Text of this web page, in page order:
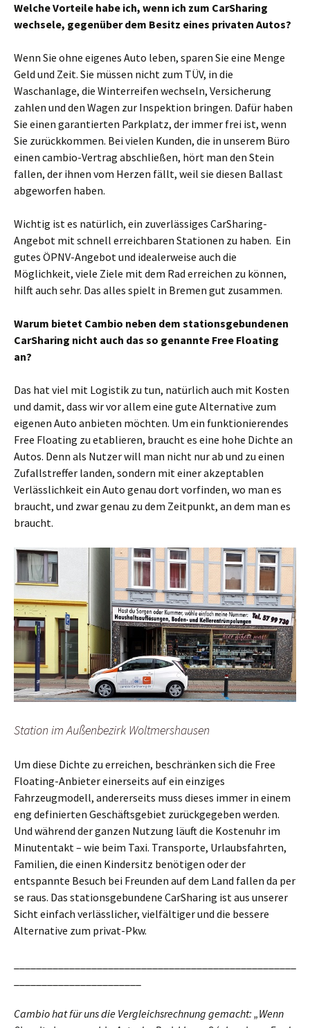
Welche Vorteile habe ich, wenn ich zum CarSharing
wechsele, gegenüber dem Besitz eines privaten Autos?
Wenn Sie ohne eigenes Auto leben, sparen Sie eine Menge
Geld und Zeit. Sie müssen nicht zum TÜV, in die
Waschanlage, die Winterreifen wechseln, Versicherung
zahlen und den Wagen zur Inspektion bringen. Dafür haben
Sie einen garantierten Parkplatz, der immer frei ist, wenn
Sie zurückkommen. Bei vielen Kunden, die in unserem Büro
einen cambio-Vertrag abschließen, hört man den Stein
fallen, der ihnen vom Herzen fällt, weil sie diesen Ballast
abgeworfen haben.
Wichtig ist es natürlich, ein zuverlässiges CarSharing-
Angebot mit schnell erreichbaren Stationen zu haben. Ein
gutes ÖPNV-Angebot und idealerweise auch die
Möglichkeit, viele Ziele mit dem Rad erreichen zu können,
hilft auch sehr. Das alles spielt in Bremen gut zusammen.
Warum bietet Cambio neben dem stationsgebundenen
CarSharing nicht auch das so genannte Free Floating
an?
Das hat viel mit Logistik zu tun, natürlich auch mit Kosten
und damit, dass wir vor allem eine gute Alternative zum
eigenen Auto anbieten möchten. Um ein funktionierendes
Free Floating zu etablieren, braucht es eine hohe Dichte an
Autos. Denn als Nutzer will man nicht nur ab und zu einen
Zufallstreffer landen, sondern mit einer akzeptablen
Verlässlichkeit ein Auto genau dort vorfinden, wo man es
braucht, und zwar genau zu dem Zeitpunkt, an dem man es
braucht.
Station im Außenbezirk Woltmershausen
Um diese Dichte zu erreichen, beschränken sich die Free
Floating-Anbieter einerseits auf ein einziges
Fahrzeugmodell, andererseits muss dieses immer in einem
eng definierten Geschäftsgebiet zurückgegeben werden.
Und während der ganzen Nutzung läuft die Kostenuhr im
Minutentakt – wie beim Taxi. Transporte, Urlaubsfahrten,
Familien, die einen Kindersitz benötigen oder der
entspannte Besuch bei Freunden auf dem Land fallen da per
se raus. Das stationsgebundene CarSharing ist aus unserer
Sicht einfach verlässlicher, vielfältiger und die bessere
Alternative zum privat-Pkw.
Cambio hat für uns die Vergleichsrechnung gemacht: „Wenn